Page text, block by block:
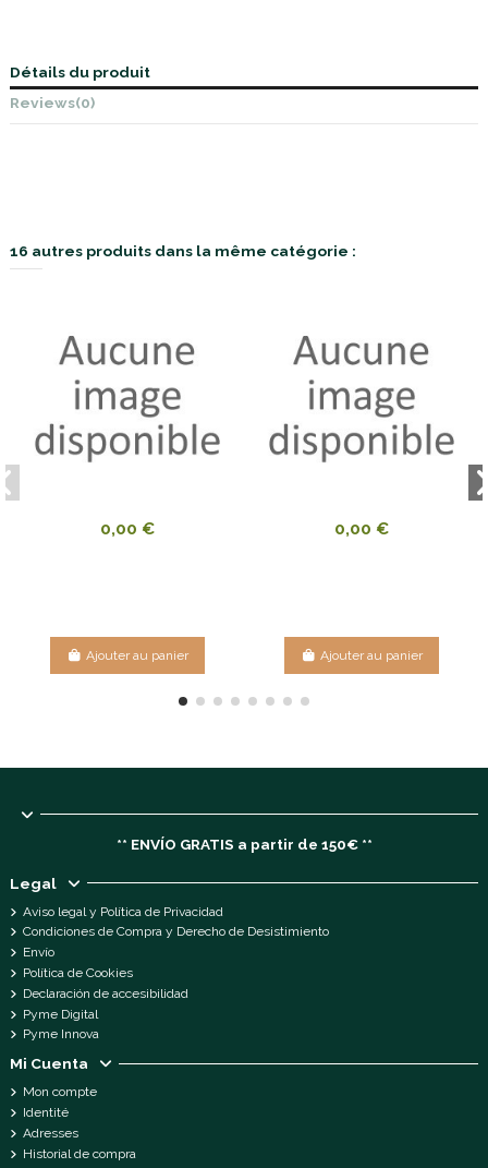
Détails du produit
Reviews(0)
16 autres produits dans la même catégorie :
0,00 €
Ajouter au panier
0,00 €
Ajouter au panier
** ENVÍO GRATIS a partir de 150€ **
Legal
Aviso legal y Política de Privacidad
Condiciones de Compra y Derecho de Desistimiento
Envío
Política de Cookies
Declaración de accesibilidad
Pyme Digital
Pyme Innova
Mi Cuenta
Mon compte
Identité
Adresses
Historial de compra